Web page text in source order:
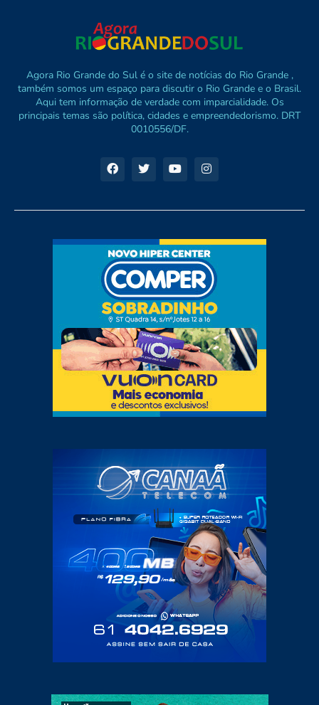
Agora Rio Grande do Sul é o site de notícias do Rio Grande ,
também somos um espaço para discutir o Rio Grande e o Brasil.
Aqui tem informação de verdade com imparcialidade. Os
principais temas são política, cidades e empreendedorismo. DRT
0010556/DF.